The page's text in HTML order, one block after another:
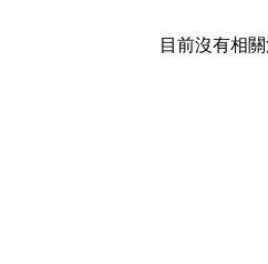
目前沒有相